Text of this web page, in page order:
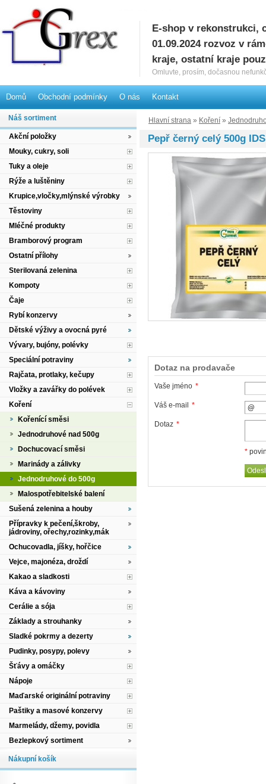
Hlavní strana » Koření »
Pepř černý celý 500g IDS
Dotaz na prodavače
Vaše jméno *
Váš e-mail *
Dotaz *
*
Náš sortiment
Akční položky
Mouky, cukry, soli
Tuky a oleje
Rýže a luštěniny
Krupice,vločky,mlýnské výrobky
Těstoviny
Mléčné produkty
Bramborový program
Ostatní přílohy
Sterilovaná zelenina
Kompoty
Čaje
Rybí konzervy
Dětské výživy a ovocná pyré
Vývary, bujóny, polévky
Speciální potraviny
Rajčata, protlaky, kečupy
Vložky a zavářky do polévek
Koření
Kořenící směsi
Jednodruhové nad 500g
Dochucovací směsi
Marinády a zálivky
Jednodruhové do 500g
Malospotřebitelské balení
Sušená zelenina a houby
Přípravky k pečení,škroby,
jádroviny, ořechy,rozinky,mák
Ochucovadla, jíšky, hořčice
Vejce, majonéza, droždí
Kakao a sladkosti
Káva a kávoviny
Cerálie a sója
Základy a strouhanky
Sladké pokrmy a dezerty
Pudinky, posypy, polevy
Šťávy a omáčky
Nápoje
Maďarské originální potraviny
Paštiky a masové konzervy
Marmelády, džemy, povidla
Bezlepkový sortiment
Nákupní košík
G
E-shop v rekonstrukci,
01.09.2024 rozvoz v
kraje, ostatní kraje
Omluvte, prosím, dočasnou
Domů Obchodní podmínky O nás Kontakt